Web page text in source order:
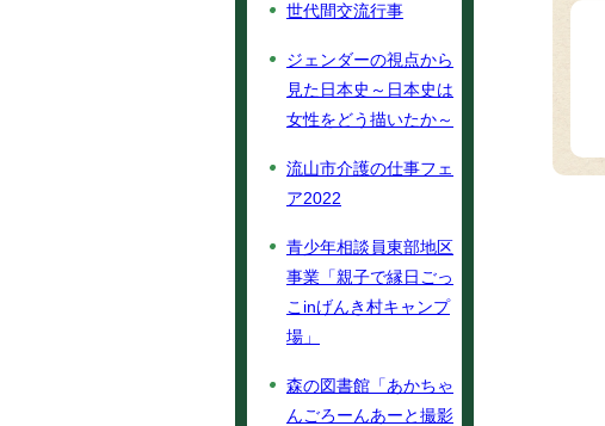
世代間交流行事
ジェンダーの視点から
見た日本史～日本史は
女性をどう描いたか～
流山市介護の仕事フェ
ア2022
青少年相談員東部地区
事業「親子で縁日ごっ
こinげんき村キャンプ
場」
森の図書館「あかちゃ
んごろーんあーと撮影